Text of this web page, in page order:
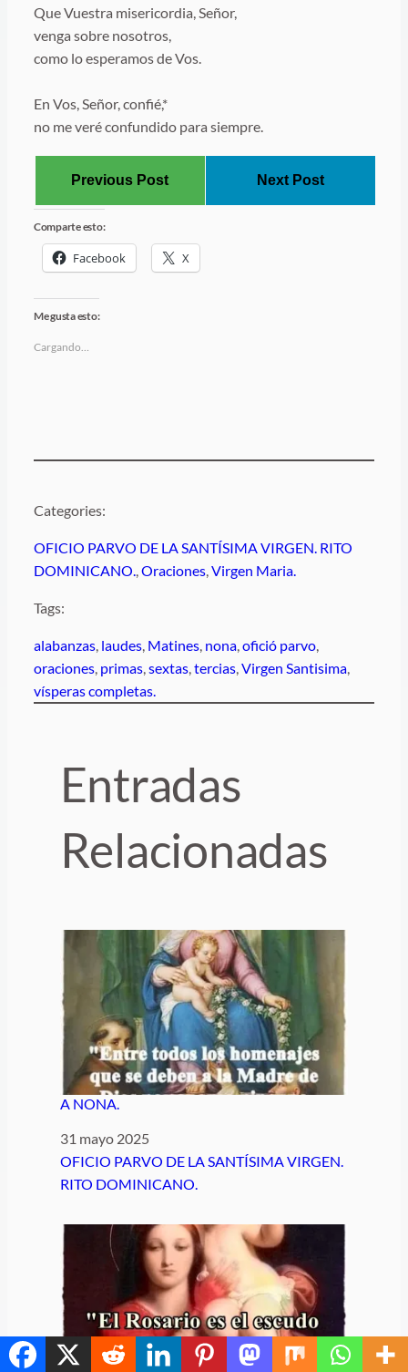
Que Vuestra misericordia, Señor,
venga sobre nosotros,
como lo esperamos de Vos.
En Vos, Señor, confié,*
no me veré confundido para siempre.
Previous Post Next Post
Comparte esto:
Facebook X
Me gusta esto:
Cargando…
Categories:
OFICIO PARVO DE LA SANTÍSIMA VIRGEN. RITO
DOMINICANO., Oraciones, Virgen Maria.
Tags:
alabanzas, laudes, Matines, nona, ofició parvo,
oraciones, primas, sextas, tercias, Virgen Santisima,
vísperas completas.
Entradas
Relacionadas
A NONA.
Fecha
31 mayo 2025
Respecto a
OFICIO PARVO DE LA SANTÍSIMA VIRGEN.
RITO DOMINICANO.